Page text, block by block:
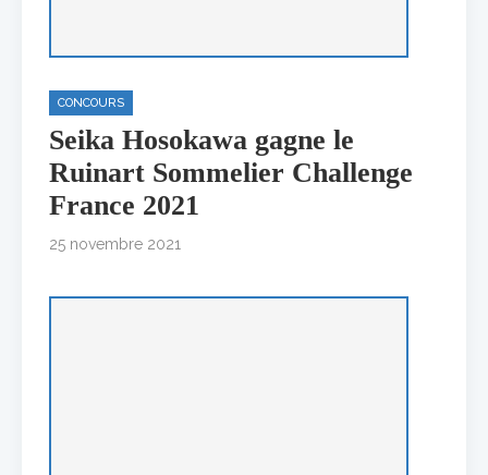
CONCOURS
Seika Hosokawa gagne le
Ruinart Sommelier Challenge
France 2021
25 novembre 2021